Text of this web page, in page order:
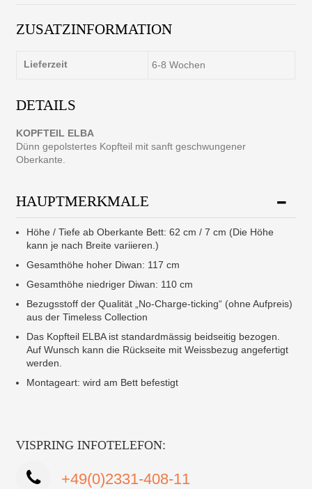
ZUSATZINFORMATION
Lieferzeit 6-8 Wochen
DETAILS
KOPFTEIL ELBA
Dünn gepolstertes Kopfteil mit sanft geschwungener
Oberkante.
HAUPTMERKMALE
Höhe / Tiefe ab Oberkante Bett: 62 cm / 7 cm (Die Höhe
kann je nach Breite variieren.)
Gesamthöhe hoher Diwan: 117 cm
Gesamthöhe niedriger Diwan: 110 cm
Bezugsstoff der Qualität „No-Charge-ticking“ (ohne Aufpreis)
aus der Timeless Collection
Das Kopfteil ELBA ist standardmässig beidseitig bezogen.
Auf Wunsch kann die Rückseite mit Weissbezug angefertigt
werden.
Montageart: wird am Bett befestigt
VISPRING INFOTELEFON:
+49(0)2331-408-11